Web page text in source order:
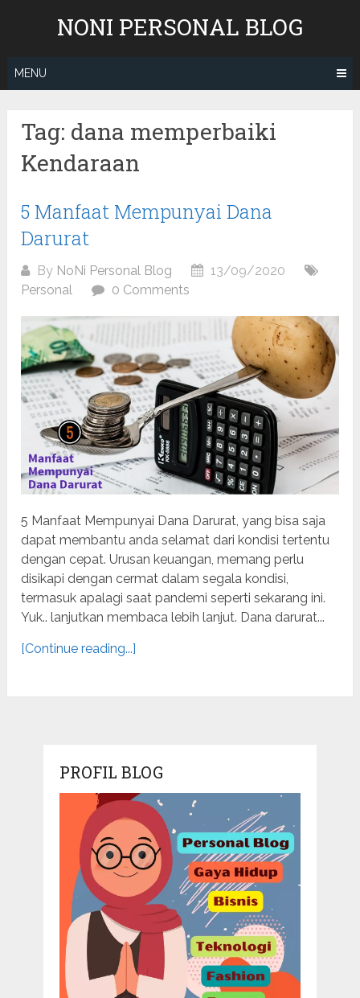
NONI PERSONAL BLOG
MENU
Tag: dana memperbaiki
Kendaraan
5 Manfaat Mempunyai Dana
Darurat
By NoNi Personal Blog
13/09/2020
Personal
0 Comments
5 Manfaat Mempunyai Dana Darurat, yang bisa saja
dapat membantu anda selamat dari kondisi tertentu
dengan cepat. Urusan keuangan, memang perlu
disikapi dengan cermat dalam segala kondisi,
termasuk apalagi saat pandemi seperti sekarang ini.
Yuk.. lanjutkan membaca lebih lanjut. Dana darurat...
[Continue reading...]
PROFIL BLOG